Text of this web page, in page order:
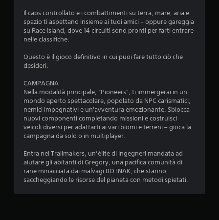
Il caos controllato e i combattimenti su terra, mare, aria e
spazio ti aspettano insieme ai tuoi amici – oppure gareggia
su Race Island, dove 14 circuiti sono pronti per farti entrare
nelle classifiche.
Questo è il gioco definitivo in cui puoi fare tutto ciò che
desideri.
CAMPAGNA
Nella modalità principale, “Pioneers”, ti immergerai in un
mondo aperto spettacolare, popolato da NPC carismatici,
nemici impegnativi e un'avventura emozionante. Sblocca
nuovi componenti completando missioni e costruisci
veicoli diversi per adattarti ai vari biomi e terreni – gioca la
campagna da solo o in multiplayer.
Entra nei Trailmakers, un’élite di ingegneri mandata ad
aiutare gli abitanti di Gregory, una pacifica comunità di
rane minacciata dai malvagi BOTNAK, che stanno
saccheggiando le risorse del pianeta con metodi spietati.